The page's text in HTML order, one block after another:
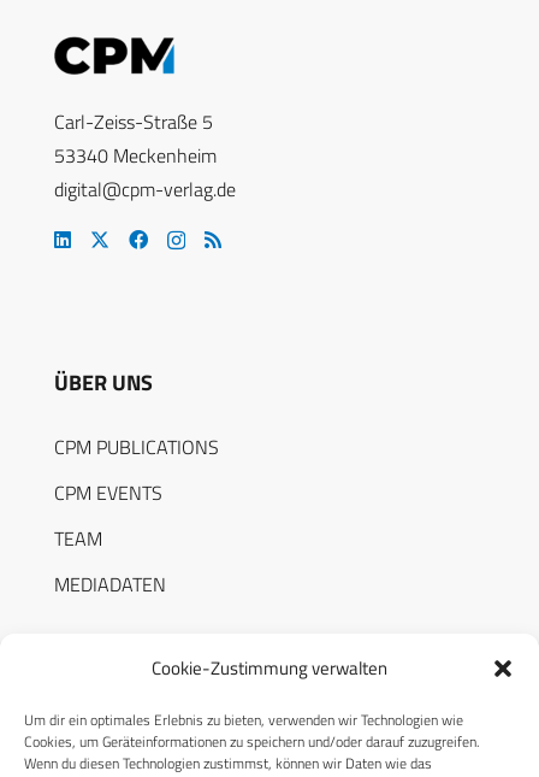
Cookie-Zustimmung verwalten
Um dir ein optimales Erlebnis zu bieten, verwenden wir Technologien wie
Cookies, um Geräteinformationen zu speichern und/oder darauf zuzugreifen.
Wenn du diesen Technologien zustimmst, können wir Daten wie das
Carl-Zeiss-Straße 5
53340 Meckenheim
digital@cpm-verlag.de
ÜBER UNS
CPM PUBLICATIONS
CPM EVENTS
TEAM
MEDIADATEN
RECHTLICHES